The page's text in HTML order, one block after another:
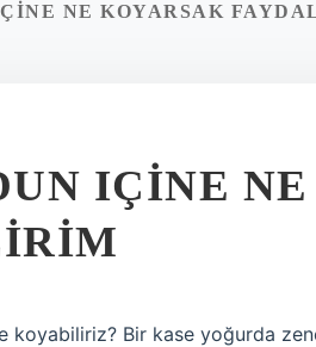
NE KOYARSAK
IÇINE
koyabiliriz? Bir kase yoğurda